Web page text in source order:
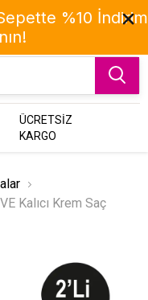
ÜCRETSİZ
KARGO
Kalıcı Krem Saç
%10 İndirim